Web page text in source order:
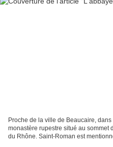
Proche de la ville de Beaucaire,
monastère rupestre situé au
du Rhône. Saint-Roman est